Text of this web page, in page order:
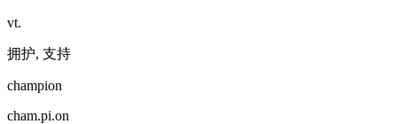
vt.
拥护, 支持
champion
cham.pi.on